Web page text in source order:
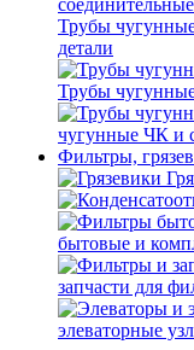
Трубы
детали
Трубы
чугунные ЧК и
Фильтры,
бытовые и
запчасти для
элеваторные